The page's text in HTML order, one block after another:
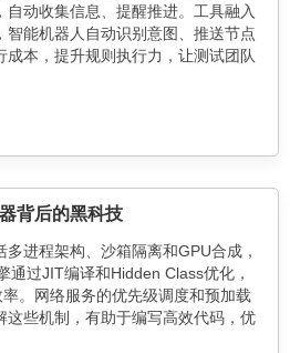
动收集信息、提醒推进。工具融入
智能机器人自动识别意图、推送节点
本，提升规则执行力，让测试团队
背后的黑科技
进程架构、沙箱隔离和GPU合成，
通过JIT编译和Hidden Class优化，
。网络服务的优先级调度和预加载
这些机制，有助于编写高效代码，优